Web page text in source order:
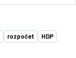
rozpočet HDP